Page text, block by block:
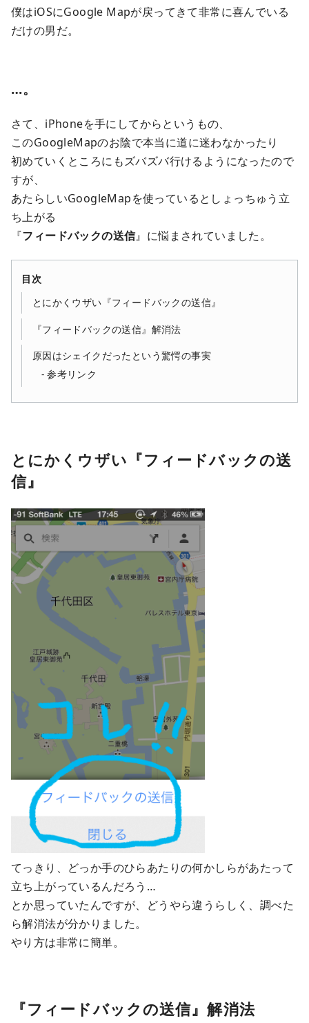
僕はiOSにGoogle Mapが戻ってきて非常に喜んでいる
だけの男だ。
…。
さて、iPhoneを手にしてからというもの、
このGoogleMapのお陰で本当に道に迷わなかったり
初めていくところにもズバズバ行けるようになったので
すが、
あたらしいGoogleMapを使っているとしょっちゅう立
ち上がる
『フィードバックの送信』に悩まされていました。
目次
とにかくウザい『フィードバックの送信』
『フィードバックの送信』解消法
原因はシェイクだったという驚愕の事実
参考リンク
とにかくウザい『フィードバックの送
信』
てっきり、どっか手のひらあたりの何かしらがあたって
立ち上がっているんだろう…
とか思っていたんですが、どうやら違うらしく、調べた
ら解消法が分かりました。
やり方は非常に簡単。
『フィードバックの送信』解消法